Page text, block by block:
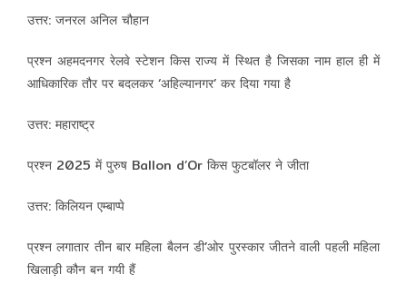
उत्तर: जनरल अनिल चौहान
प्रश्न अहमदनगर रेलवे स्टेशन किस राज्य में स्थित है जिसका नाम हाल ही में
आधिकारिक तौर पर बदलकर ‘अहिल्यानगर’ कर दिया गया है
उत्तर: महाराष्ट्र
प्रश्न 2025 में पुरुष Ballon d’Or किस फुटबॉलर ने जीता
उत्तर: किलियन एम्बाप्पे
प्रश्न लगातार तीन बार महिला बैलन डी’ओर पुरस्कार जीतने वाली पहली महिला
खिलाड़ी कौन बन गयी हैं